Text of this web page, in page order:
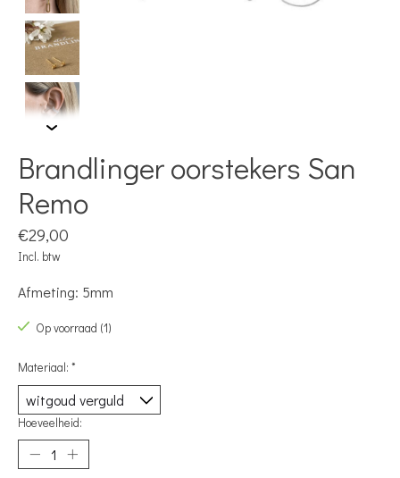
Brandlinger oorstekers San
Remo
€29,00
Incl. btw
Afmeting: 5mm
Op voorraad (1)
Materiaal: *
Hoeveelheid: